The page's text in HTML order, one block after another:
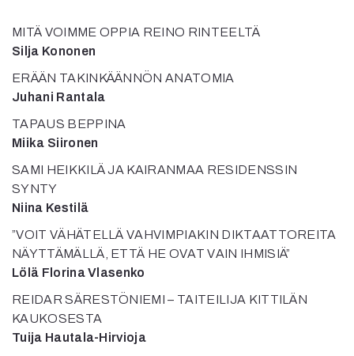
Info
Tilaus ja irtonumerot
Yhteistyössä
MITÄ VOIMME OPPIA REINO RINTEELTÄ
Silja Kononen
ERÄÄN TAKINKÄÄNNÖN ANATOMIA
Juhani Rantala
TAPAUS BEPPINA
Miika Siironen
SAMI HEIKKILÄ JA KAIRANMAA RESIDENSSIN
SYNTY
Niina Kestilä
”VOIT VÄHÄTELLÄ VAHVIMPIAKIN DIKTAATTOREITA
NÄYTTÄMÄLLÄ, ETTÄ HE OVAT VAIN IHMISIÄ”
Lölä Florina Vlasenko
REIDAR SÄRESTÖNIEMI – TAITEILIJA KITTILÄN
KAUKOSESTA
Tuija Hautala-Hirvioja